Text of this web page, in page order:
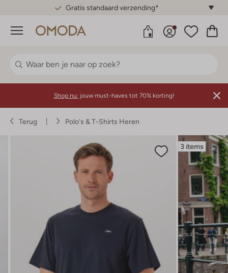
Gratis standaard verzending*
Menu
Shop nu: jouw must-haves tot 70% korting!
Terug Polo's & T-Shirts Heren
3 items